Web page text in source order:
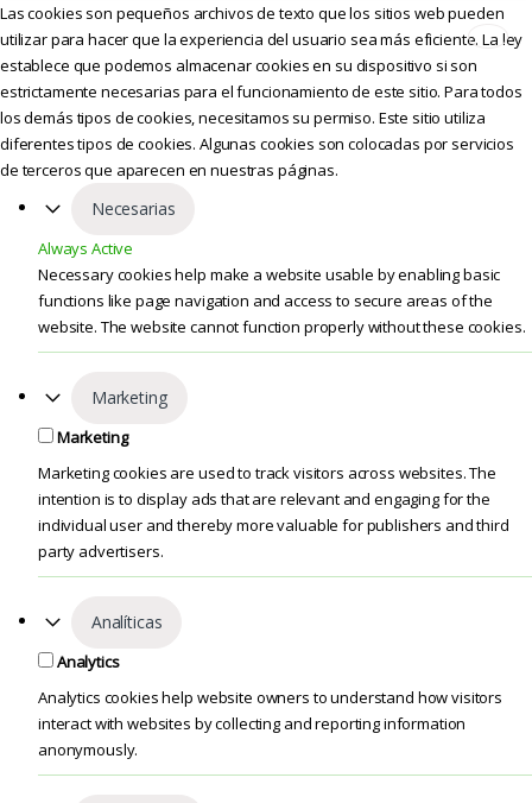
Las cookies son pequeños archivos de texto que los sitios web pueden
utilizar para hacer que la experiencia del usuario sea más eficiente. La ley
establece que podemos almacenar cookies en su dispositivo si son
estrictamente necesarias para el funcionamiento de este sitio. Para todos
los demás tipos de cookies, necesitamos su permiso. Este sitio utiliza
diferentes tipos de cookies. Algunas cookies son colocadas por servicios
de terceros que aparecen en nuestras páginas.
Necesarias
Always Active
Necessary cookies help make a website usable by enabling basic
functions like page navigation and access to secure areas of the
website. The website cannot function properly without these cookies.
Marketing
Marketing
Marketing cookies are used to track visitors across websites. The
intention is to display ads that are relevant and engaging for the
individual user and thereby more valuable for publishers and third
party advertisers.
Analíticas
Analytics
Analytics cookies help website owners to understand how visitors
interact with websites by collecting and reporting information
anonymously.